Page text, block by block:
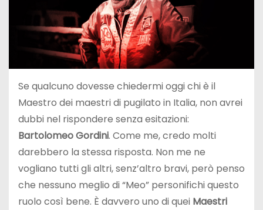
Se qualcuno dovesse chiedermi oggi chi è il
Maestro dei maestri di pugilato in Italia, non avrei
dubbi nel rispondere senza esitazioni:
Bartolomeo Gordini. Come me, credo molti
darebbero la stessa risposta. Non me ne
vogliano tutti gli altri, senz’altro bravi, però penso
che nessuno meglio di “Meo” personifichi questo
ruolo così bene. È davvero uno di quei Maestri